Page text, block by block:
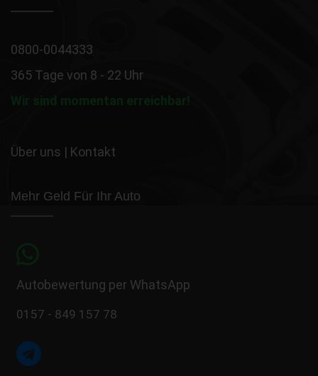
0800-0044333
365 Tage von 8 - 22 Uhr
Wir sind momentan erreichbar!
Über uns | Kontakt
Mehr Geld Für Ihr Auto
Autobewertung per WhatsApp
0157 - 849 157 78